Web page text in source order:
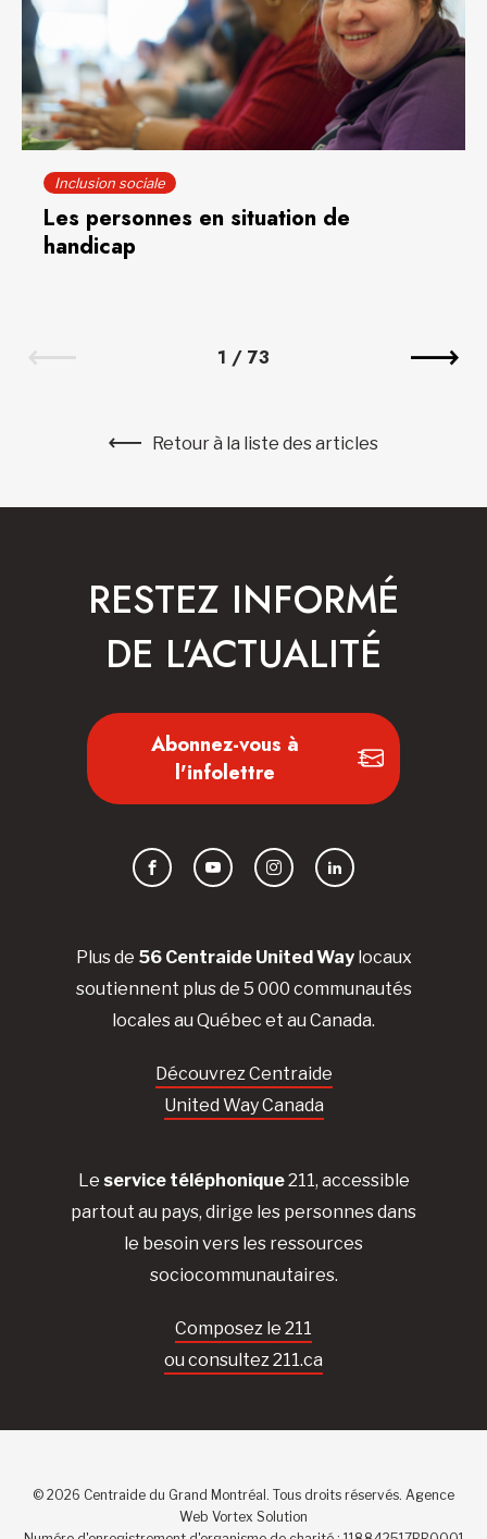
Inclusion sociale
Les personnes en situation de
handicap
1 / 73
Retour à la liste des articles
Plus de 56 Centraide United Waylocaux
soutiennent plus de 5 000 communautés
locales au Québec et au Canada.
Découvrez Centraide
United Way Canada
Le service téléphonique211, accessible
partout au pays, dirige les personnes dans
le besoin vers les ressources
sociocommunautaires.
Composez le 211
ou consultez 211.ca
RESTEZ INFORMÉ
DE L'ACTUALITÉ
Abonnez-vous à
l'infolettre
FacebookYouTubeInstagramLinkedIn
© 2026 Centraide du Grand Montréal. Tous droits réservés. Agence
Web Vortex Solution